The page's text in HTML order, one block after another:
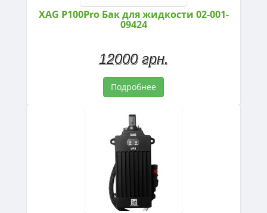
XAG P100Pro Бак для жидкости 02-001-
09424
12000 грн.
Подробнее